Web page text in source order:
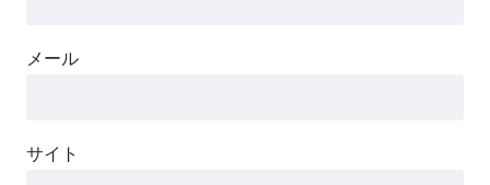
メール
サイト